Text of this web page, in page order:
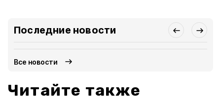
Последние новости
Все новости
Читайте также